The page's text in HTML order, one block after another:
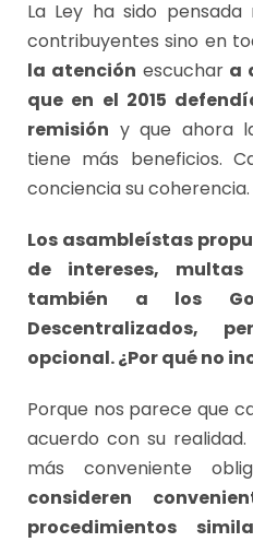
La Ley ha sido
contribuyentes sino en
la atención escuchar a
que en el 2015
remisión y que ahora
tiene más beneficios.
conciencia su coherencia.
Los asambleístas
de intereses,
también a los
Descentralizados,
opcional. ¿Por qué no
Porque nos parece que
acuerdo con su
más conveniente
consideren
procedimientos